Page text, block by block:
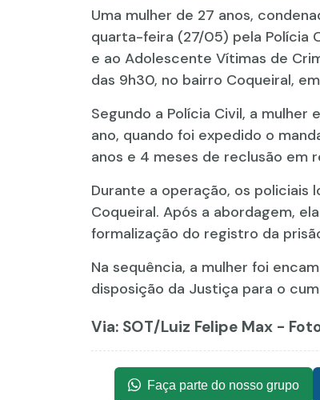
Uma mulher de 27 anos,
quarta-feira (27/05) pela Polícia
e ao Adolescente Vítimas de
das 9h30, no bairro Coqueiral,
Segundo a Polícia Civil, a
ano, quando foi expedido o
anos e 4 meses de reclusão em
Durante a operação, os policiais
Coqueiral. Após a abordagem,
formalização do registro da
Na sequência, a mulher foi
disposição da Justiça para o
Via: SOT/Luiz Felipe Max -
Faça parte do nosso grupo